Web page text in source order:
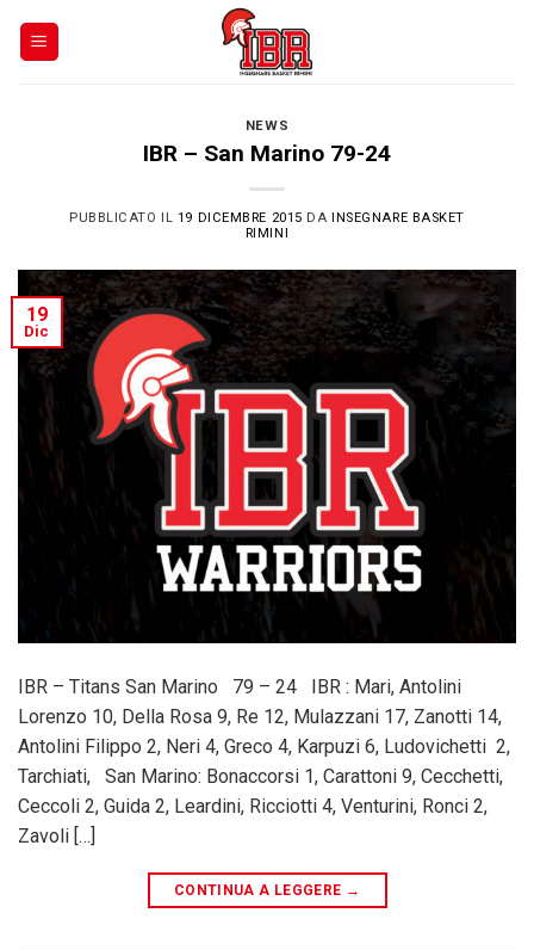
NEWS
IBR – San Marino 79-24
PUBBLICATO IL 19 DICEMBRE 2015 DAINSEGNARE BASKET
RIMINI
19
Dic
IBR – Titans San Marino 79 – 24 IBR : Mari, Antolini
Lorenzo 10, Della Rosa 9, Re 12, Mulazzani 17, Zanotti 14,
Antolini Filippo 2, Neri 4, Greco 4, Karpuzi 6, Ludovichetti 2,
Tarchiati, San Marino: Bonaccorsi 1, Carattoni 9, Cecchetti,
Ceccoli 2, Guida 2, Leardini, Ricciotti 4, Venturini, Ronci 2,
Zavoli […]
CONTINUA A LEGGERE →